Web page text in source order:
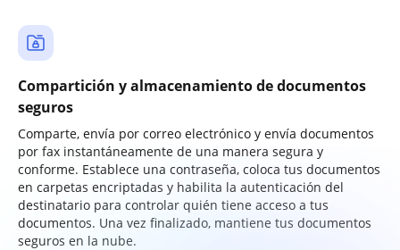
Compartición y almacenamiento de documentos
seguros
Comparte, envía por correo electrónico y envía documentos
por fax instantáneamente de una manera segura y
conforme. Establece una contraseña, coloca tus documentos
en carpetas encriptadas y habilita la autenticación del
destinatario para controlar quién tiene acceso a tus
documentos. Una vez finalizado, mantiene tus documentos
seguros en la nube.